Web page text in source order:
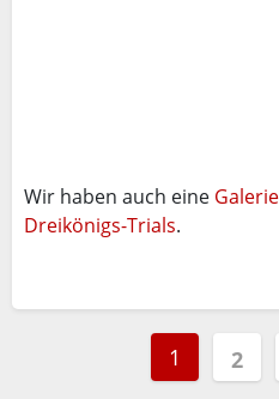
Wir haben auch eine
Dreikönigs-Trials.
der
1 2